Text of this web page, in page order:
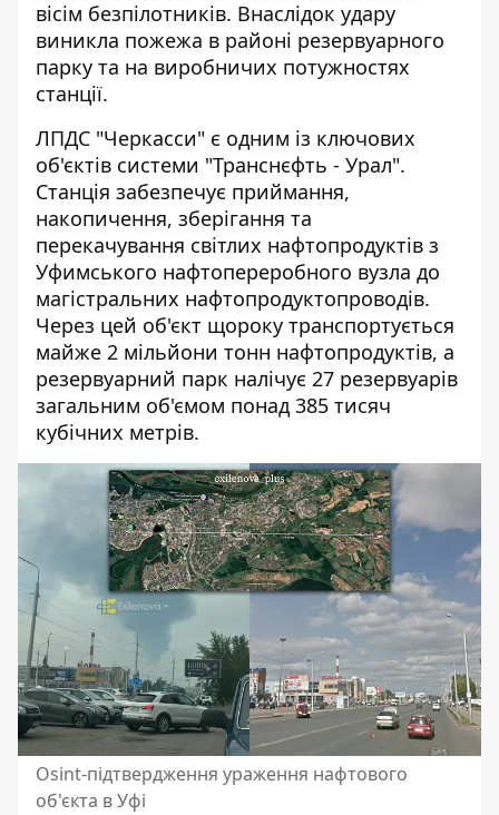
вісім безпілотників. Внаслідок удару
виникла пожежа в районі резервуарного
парку та на виробничих потужностях
станції.
ЛПДС "Черкасси" є одним із ключових
об'єктів системи "Транснєфть - Урал".
Станція забезпечує приймання,
накопичення, зберігання та
перекачування світлих нафтопродуктів з
Уфимського нафтопереробного вузла до
магістральних нафтопродуктопроводів.
Через цей об'єкт щороку транспортується
майже 2 мільйони тонн нафтопродуктів, а
резервуарний парк налічує 27 резервуарів
загальним об'ємом понад 385 тисяч
кубічних метрів.
Osint-підтвердження ураження нафтового
об'єкта в Уфі